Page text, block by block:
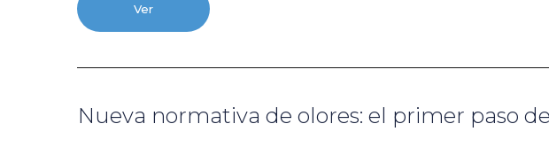
Ver
Nueva normativa de olores: el primer paso